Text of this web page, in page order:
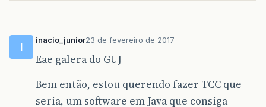
I
inacio_junior23 de fevereiro de 2017
Eae galera do GUJ
Bem então, estou querendo fazer TCC que
seria, um software em Java que consiga